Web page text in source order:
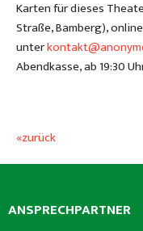
Karten für dieses
Straße, Bamberg),
unter
Abendkasse, ab 19:30
«zurück
ANSPRECHPARTNER